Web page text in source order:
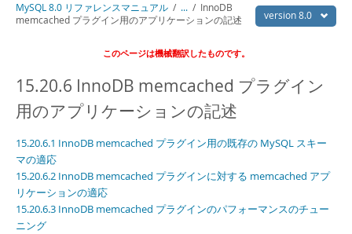
Workbench
Connectors
MySQL.com
Downloads
Developer Zone
Download this Manual version 8.0
MySQL 8.0 リファレンスマニュアル / ... / InnoDB
memcached プラグイン用のアプリケーションの記述
このページは機械翻訳したものです。
15.20.6 InnoDB memcached プラグイン
用のアプリケーションの記述
15.20.6.1 InnoDB memcached プラグイン用の既存の MySQL スキー
マの適応
15.20.6.2 InnoDB memcached プラグインに対する memcached アプ
リケーションの適応
15.20.6.3 InnoDB memcached プラグインのパフォーマンスのチュー
ニング